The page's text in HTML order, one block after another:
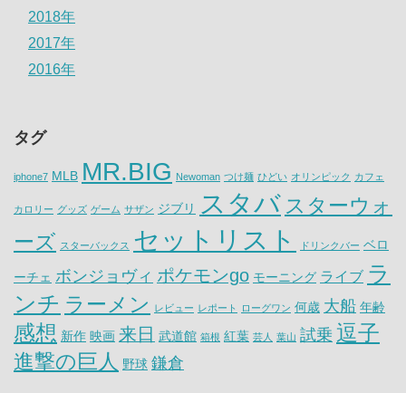
2018年
2017年
2016年
タグ
iphone7 MLB MR.BIG Newoman つけ麺 ひどい オリンピック カフェ
カロリー グッズ ゲーム サザン ジブリ スタバ スターウォ
ーズ スターバックス セットリスト ドリンクバー ベロ
ーチェ ボンジョヴィ ポケモンgo モーニング ライブ ラ
ンチ ラーメン レビュー レポート ローグワン 何歳 大船 年齢
感想 新作 映画 来日 武道館 箱根 紅葉 芸人 葉山 試乗 逗子
進撃の巨人 野球 鎌倉